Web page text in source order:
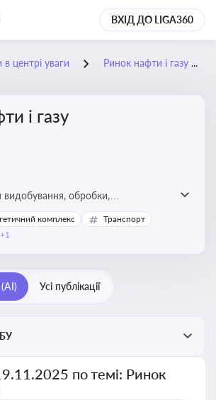
ВХІД ДО LIGA360
в центрі уваги Ринок нафти і газу
і газу
обробки,
реалізації нафти й природного
важливо для енергетичної безпеки,
комплекс
Транспорт
+1
Усі публікації
по темі: Ринок